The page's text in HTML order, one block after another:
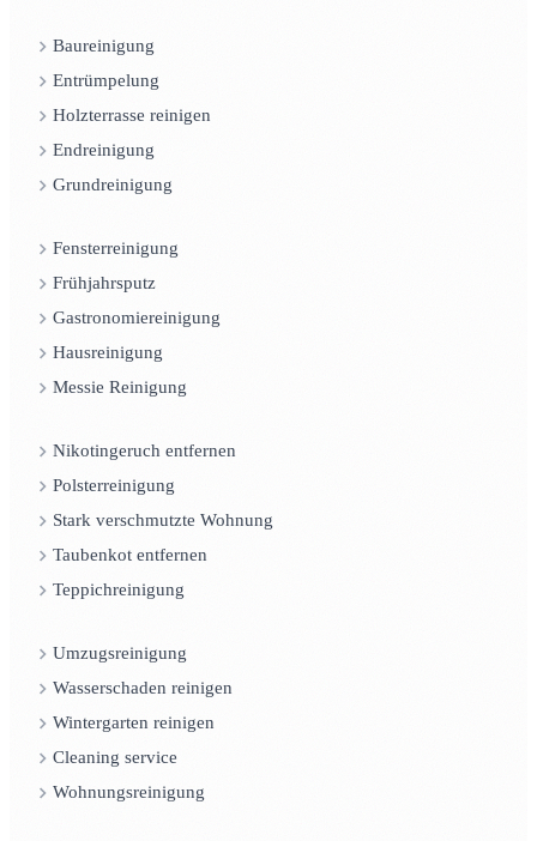
Baureinigung
Entrümpelung
Holzterrasse reinigen
Endreinigung
Grundreinigung
Fensterreinigung
Frühjahrsputz
Gastronomiereinigung
Hausreinigung
Messie Reinigung
Nikotingeruch entfernen
Polsterreinigung
Stark verschmutzte Wohnung
Taubenkot entfernen
Teppichreinigung
Umzugsreinigung
Wasserschaden reinigen
Wintergarten reinigen
Cleaning service
Wohnungsreinigung